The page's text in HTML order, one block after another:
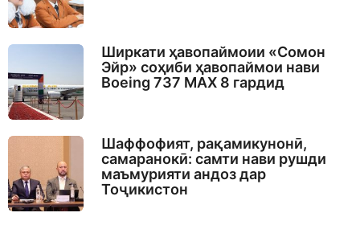
Ширкати ҳавопаймоии «Сомон
Эйр» соҳиби ҳавопаймои нави
Boeing 737 MAX 8 гардид
Шаффофият, рақамикунонӣ,
самаранокӣ: самти нави рушди
маъмурияти андоз дар
Тоҷикистон